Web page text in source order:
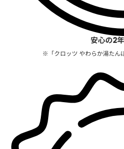
安心の2
※「クロッツ やわらか湯たん